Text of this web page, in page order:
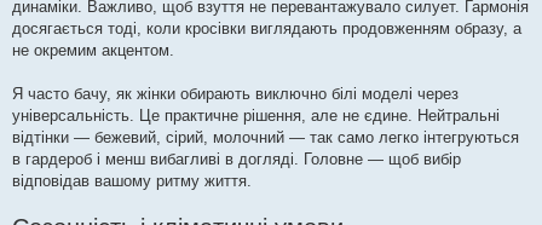
динаміки. Важливо, щоб взуття не перевантажувало силует. Гармонія
досягається тоді, коли кросівки виглядають продовженням образу, а
не окремим акцентом.
Я часто бачу, як жінки обирають виключно білі моделі через
універсальність. Це практичне рішення, але не єдине. Нейтральні
відтінки — бежевий, сірий, молочний — так само легко інтегруються
в гардероб і менш вибагливі в догляді. Головне — щоб вибір
відповідав вашому ритму життя.